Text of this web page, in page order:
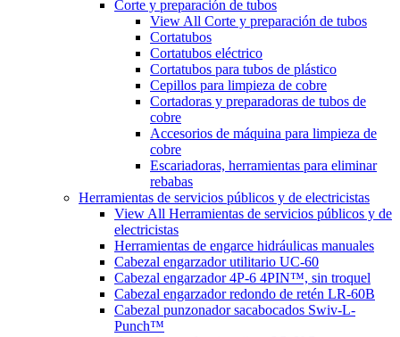
Corte y preparación de tubos
View All Corte y preparación de tubos
Cortatubos
Cortatubos eléctrico
Cortatubos para tubos de plástico
Cepillos para limpieza de cobre
Cortadoras y preparadoras de tubos de
cobre
Accesorios de máquina para limpieza de
cobre
Escariadoras, herramientas para eliminar
rebabas
Herramientas de servicios públicos y de electricistas
View All Herramientas de servicios públicos y de
electricistas
Herramientas de engarce hidráulicas manuales
Cabezal engarzador utilitario UC-60
Cabezal engarzador 4P-6 4PIN™, sin troquel
Cabezal engarzador redondo de retén LR-60B
Cabezal punzonador sacabocados Swiv-L-
Punch™